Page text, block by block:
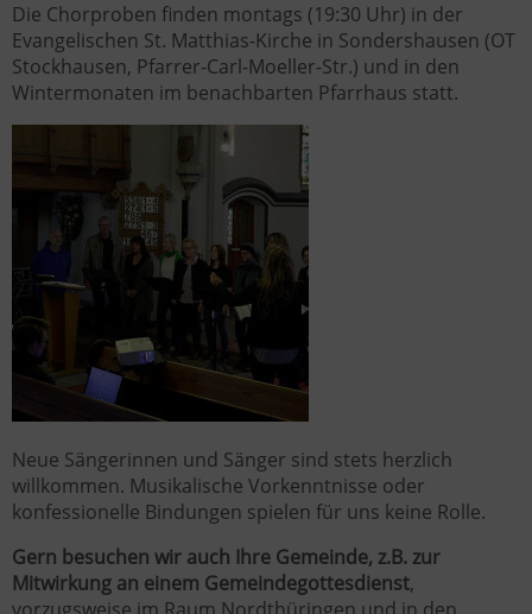
Die Chorproben finden montags (19:30 Uhr) in der
Evangelischen St. Matthias-Kirche in Sondershausen (OT
Stockhausen, Pfarrer-Carl-Moeller-Str.) und in den
Wintermonaten im benachbarten Pfarrhaus statt.
Neue Sängerinnen und Sänger sind stets herzlich
willkommen. Musikalische Vorkenntnisse oder
konfessionelle Bindungen spielen für uns keine Rolle.
Gern besuchen wir auch Ihre Gemeinde, z.B. zur
Mitwirkung an einem Gemeindegottesdienst,